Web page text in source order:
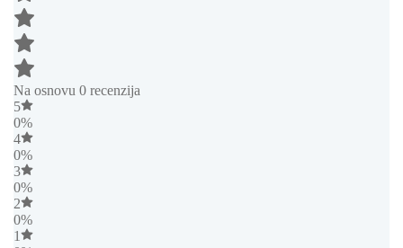
Na osnovu 0 recenzija
5
0%
4
0%
3
0%
2
0%
1